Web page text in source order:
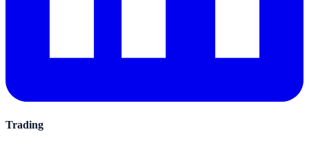
Trading